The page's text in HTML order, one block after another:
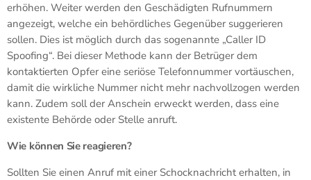
erhöhen. Weiter werden den Geschädigten Rufnummern
angezeigt, welche ein behördliches Gegenüber suggerieren
sollen. Dies ist möglich durch das sogenannte „Caller ID
Spoofing“. Bei dieser Methode kann der Betrüger dem
kontaktierten Opfer eine seriöse Telefonnummer vortäuschen,
damit die wirkliche Nummer nicht mehr nachvollzogen werden
kann. Zudem soll der Anschein erweckt werden, dass eine
existente Behörde oder Stelle anruft.
Wie können Sie reagieren?
Sollten Sie einen Anruf mit einer Schocknachricht erhalten, in